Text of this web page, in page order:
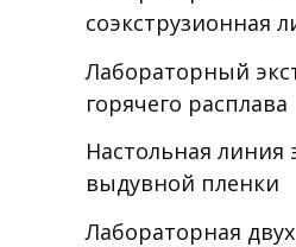
соэкструзионная
Лабораторный
горячего расплава
Настольная линия
выдувной пленки
Лабораторная